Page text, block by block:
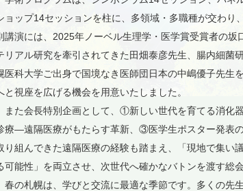
ョップ14セッションを柱に、多領域・多職種が交わり
講演には、2025年ノーベル生理学・医学賞受賞者の
リアル研究を牽引されてきた田畑泰彦先生、腸内細菌
医科大学ご出身で国境なき医師団日本の中嶋優子先生
と視座を広げる機会を用意いたしました。
また会長特別企画として、①新しい世代を育てる消化
療―遠隔医療がもたらす革新、③医学生ポスター発表
り組んできた遠隔医療の経験も踏まえ、「現地で集い
可能性」を両立させ、次世代へ確かなバトンを渡す総
春の札幌は、学びと交流に最適な季節です。多くの先